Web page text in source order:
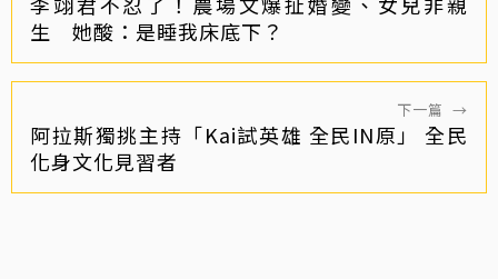
生 她酸：是睡我床底下？
下一篇 →
阿拉斯獨挑主持「Kai試英雄 全民IN原」 全民
化身文化見習者